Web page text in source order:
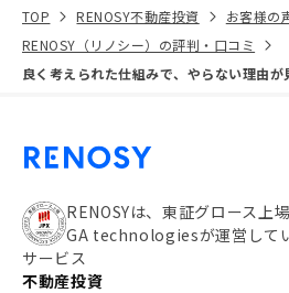
TOP RENOSY不動産投資
お客様の
RENOSY（リノシー）の評判・口コミ
良く考えられた仕組みで、やらない理由が
RENOSYは、東証グロース上
GA technologiesが運営してい
サービス
不動産投資